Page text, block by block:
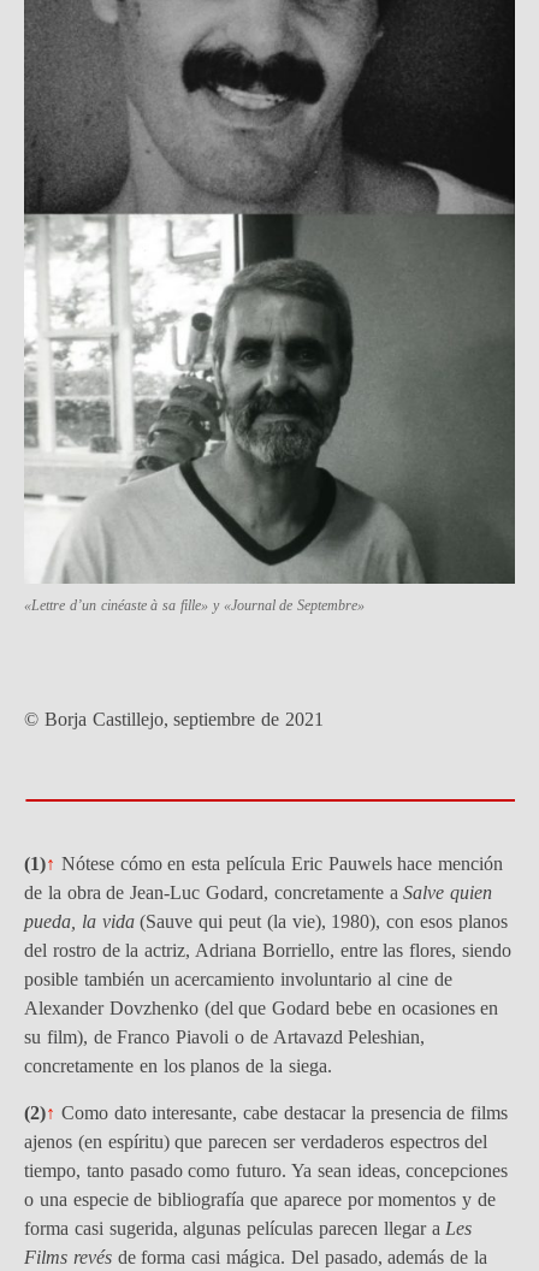
«Lettre d’un cinéaste à sa fille» y «Journal de Septembre»
© Borja Castillejo, septiembre de 2021
(1)↑ Nótese cómo en esta película Eric Pauwels hace mención
de la obra de Jean-Luc Godard, concretamente aSalve quien
pueda, la vida(Sauve qui peut (la vie), 1980), con esos planos
del rostro de la actriz, Adriana Borriello, entre las flores, siendo
posible también un acercamiento involuntario al cine de
Alexander Dovzhenko (del que Godard bebe en ocasiones en
su film), de Franco Piavoli o de Artavazd Peleshian,
concretamente en los planos de la siega.
(2)↑ Como dato interesante, cabe destacar la presencia de films
ajenos (en espíritu) que parecen ser verdaderos espectros del
tiempo, tanto pasado como futuro. Ya sean ideas, concepciones
o una especie de bibliografía que aparece por momentos y de
forma casi sugerida, algunas películas parecen llegar a Les
Films revésde forma casi mágica. Del pasado, además de la